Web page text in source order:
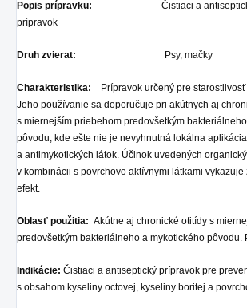
Popis prípravku: Čistiaci a antiseptický
prípravok
Druh zvierat: Psy, mačky
Charakteristika: Prípravok určený pre
Jeho používanie sa doporučuje pri akútnych aj
s miernejším priebehom predovšetkým
pôvodu, kde ešte nie je nevyhnutná lokálna
a antimykotických látok. Účinok uvedených
v kombinácii s povrchovo aktívnymi látkami
efekt.
Oblasť použitia: Akútne aj chronické otitídy s
predovšetkým bakteriálneho a mykotického pôvodu.
Indikácie: Čistiaci a antiseptický prípravok pre
s obsahom kyseliny octovej, kyseliny boritej a